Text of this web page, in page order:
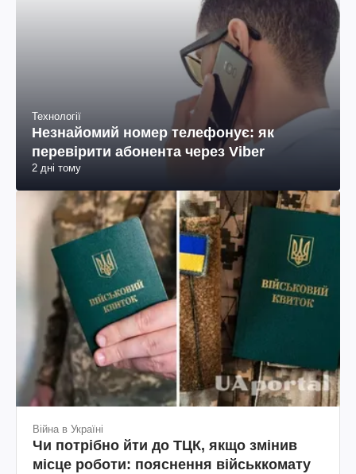
Технології
Незнайомий номер телефонує: як
перевірити абонента через Viber
2 дні тому
Війна в Україні
Чи потрібно йти до ТЦК, якщо змінив
місце роботи: пояснення військкомату